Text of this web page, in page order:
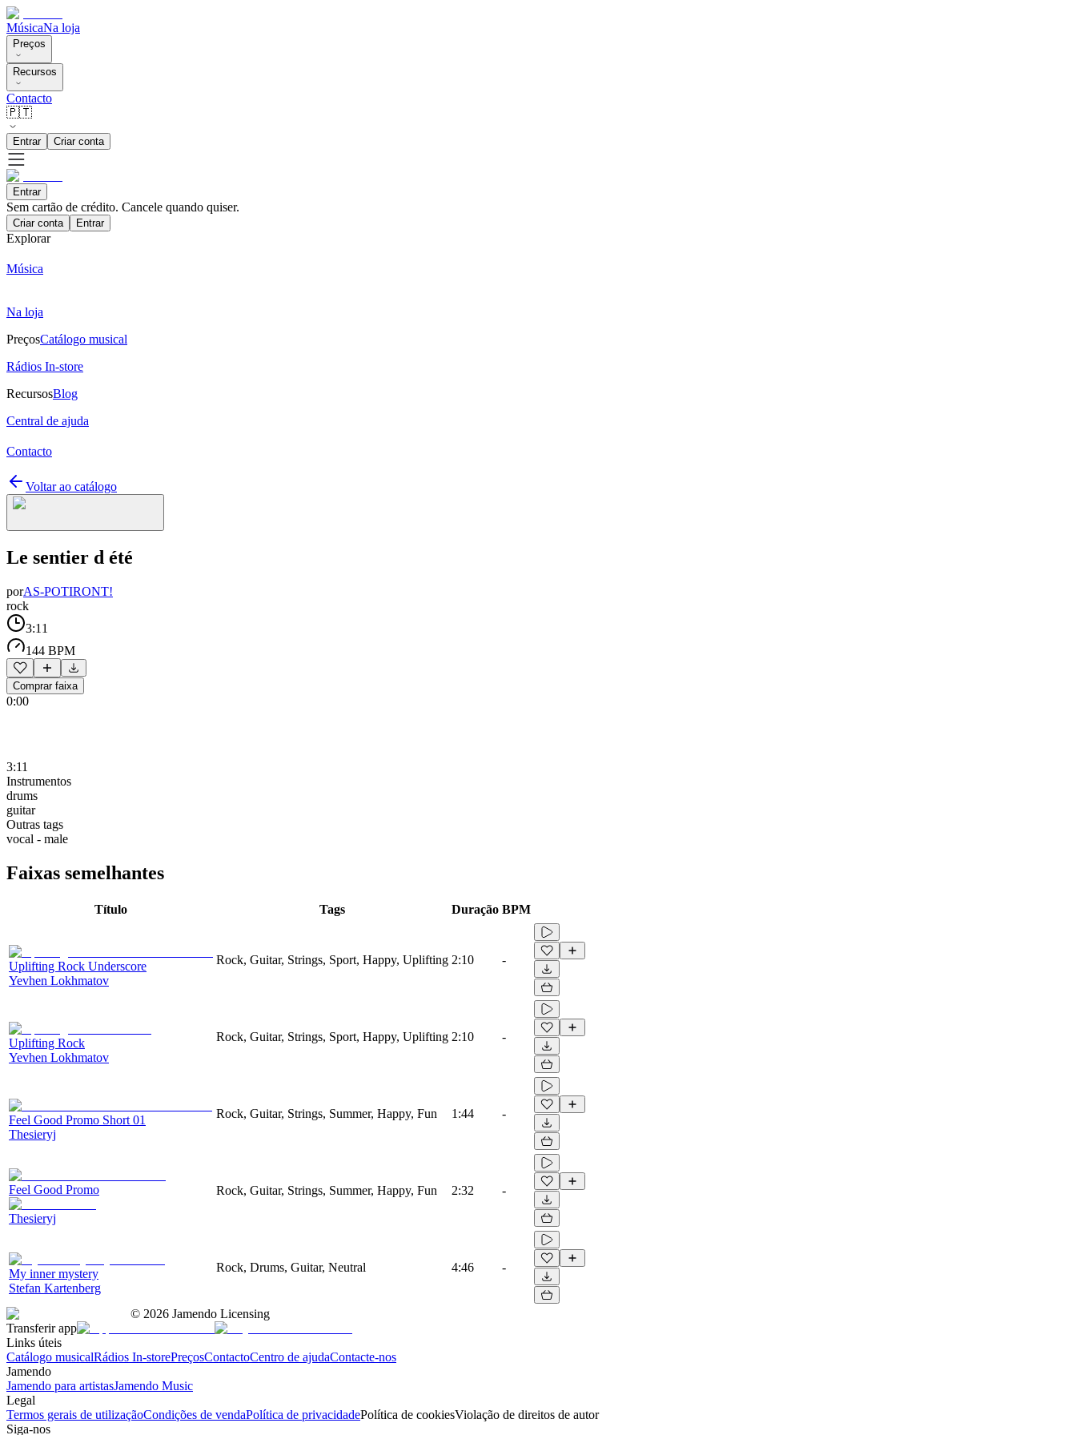
MúsicaNa loja
Preços
Recursos
Contacto
🇵🇹
Entrar Criar conta
Entrar
Sem cartão de crédito. Cancele quando quiser.
Criar conta Entrar
Explorar
Música
Na loja
PreçosCatálogo musical
Rádios In-store
RecursosBlog
Central de ajuda
Contacto
Voltar ao catálogo
Le sentier d été
porAS-POTIRONT!
rock
3:11
144 BPM
Comprar faixa
0:00
3:11
Instrumentos
drums
guitar
Outras tags
vocal - male
Faixas semelhantes
Título Tags Duração BPM
Uplifting Rock Underscore
Yevhen Lokhmatov
Rock, Guitar, Strings, Sport, Happy, Uplifting 2:10 -
Uplifting Rock
Yevhen Lokhmatov
Rock, Guitar, Strings, Sport, Happy, Uplifting 2:10 -
Feel Good Promo Short 01
Thesieryj
Rock, Guitar, Strings, Summer, Happy, Fun 1:44 -
Feel Good Promo
Thesieryj
Rock, Guitar, Strings, Summer, Happy, Fun 2:32 -
My inner mystery
Stefan Kartenberg
Rock, Drums, Guitar, Neutral 4:46 -
© 2026 Jamendo Licensing
Transferir app
Links úteis
Catálogo musicalRádios In-storePreçosContactoCentro de ajudaContacte-nos
Jamendo
Jamendo para artistasJamendo Music
Legal
Termos gerais de utilizaçãoCondições de vendaPolítica de privacidadePolítica de cookiesViolação de direitos de autor
Siga-nos